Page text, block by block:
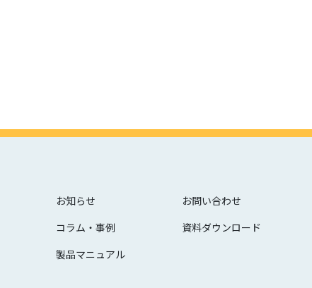
お知らせ
コラム・事例
製品マニュアル
お問い合わせ
資料ダウンロード